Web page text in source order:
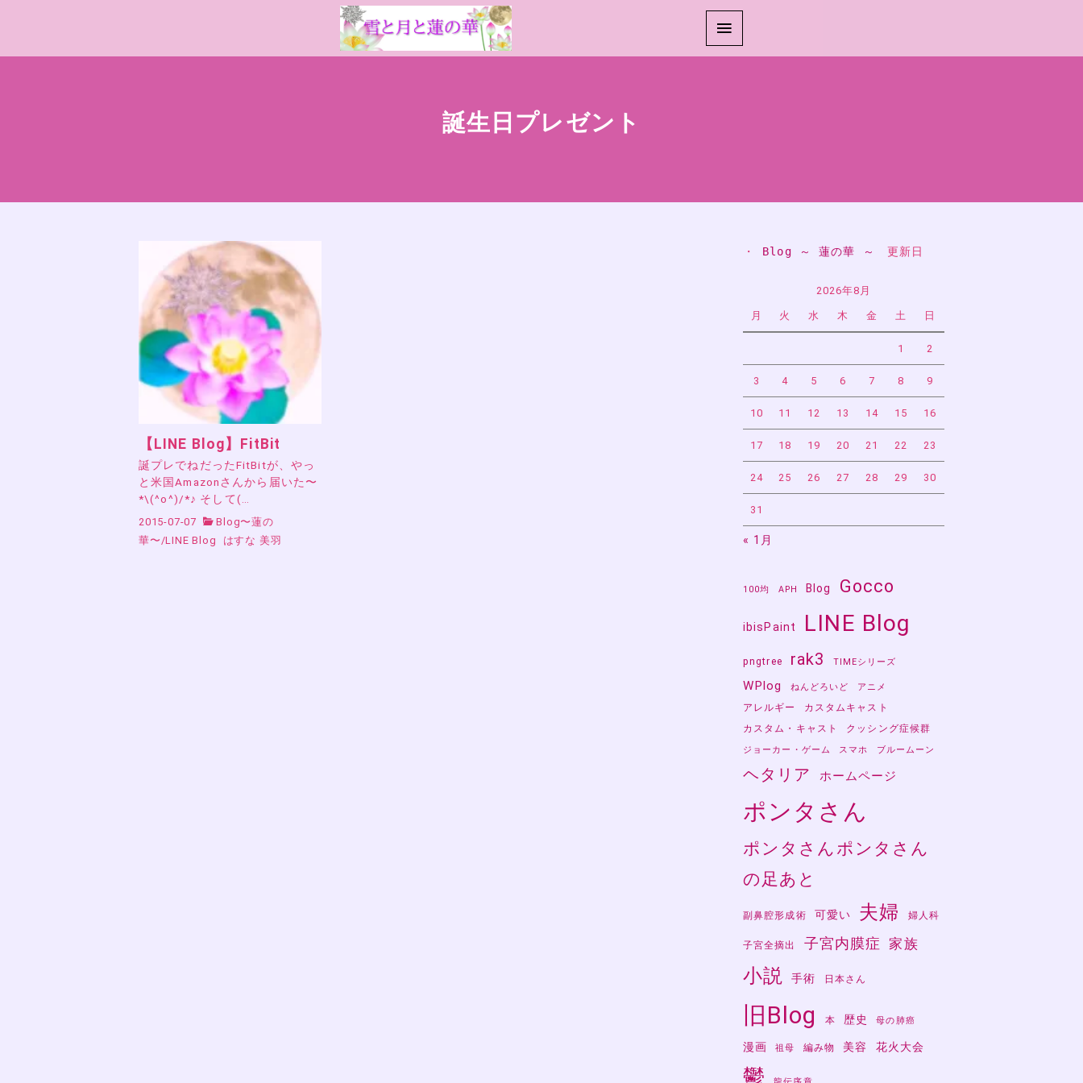
誕生日プレゼント
【LINE Blog】FitBit
誕プレでねだったFitBitが、やっ
と米国Amazonさんから届いた〜
*\(^o^)/*♪ そして(…
2015-07-07
Blog〜蓮の
華〜/LINE Blog はすな 美羽
・ Blog ～ 蓮の華 ～ 更新日
2026年8月
月 火 水 木 金 土 日
1 2
3 4 5 6 7 8 9
10 11 12 13 14 15 16
17 18 19 20 21 22 23
24 25 26 27 28 29 30
31
« 1月
100均 APH Blog Gocco
ibisPaint LINE Blog
pngtree rak3 TIMEシリーズ
WPlog ねんどろいど アニメ
アレルギー
カスタムキャスト
カスタム・キャスト
クッシング症候群
ジョーカー・ゲーム スマホ ブルームーン
ヘタリア ホームページ
ポンタさん
ポンタさんポンタさん
の足あと
副鼻腔形成術 可愛い 夫婦 婦人科
子宮全摘出 子宮内膜症 家族
小説 手術 日本さん
旧Blog 本 歴史 母の肺癌
漫画 祖母 編み物 美容 花火大会
鬱